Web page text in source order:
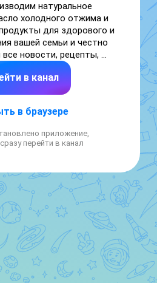
натуральное
холодного отжима и
для здорового и
вашей семьи и честно
новости, рецепты,
конкурсы и
в каждой капле. Без
натуральное.
www.biolio.ru
SNMZ/5t0fwiqz
в канал
в браузере
приложение,
перейти в канал